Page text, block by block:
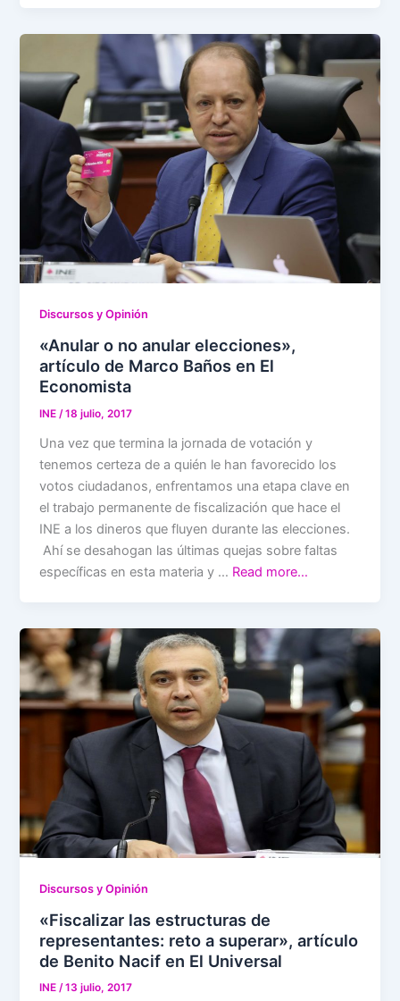
Discursos y Opinión
«Anular o no anular elecciones»,
artículo de Marco Baños en El
Economista
INE/18 julio, 2017
Una vez que termina la jornada de votación y
tenemos certeza de a quién le han favorecido los
votos ciudadanos, enfrentamos una etapa clave en
el trabajo permanente de fiscalización que hace el
INE a los dineros que fluyen durante las elecciones.
Ahí se desahogan las últimas quejas sobre faltas
específicas en esta materia y … Read more…
Discursos y Opinión
«Fiscalizar las estructuras de
representantes: reto a superar», artículo
de Benito Nacif en El Universal
INE/13 julio, 2017